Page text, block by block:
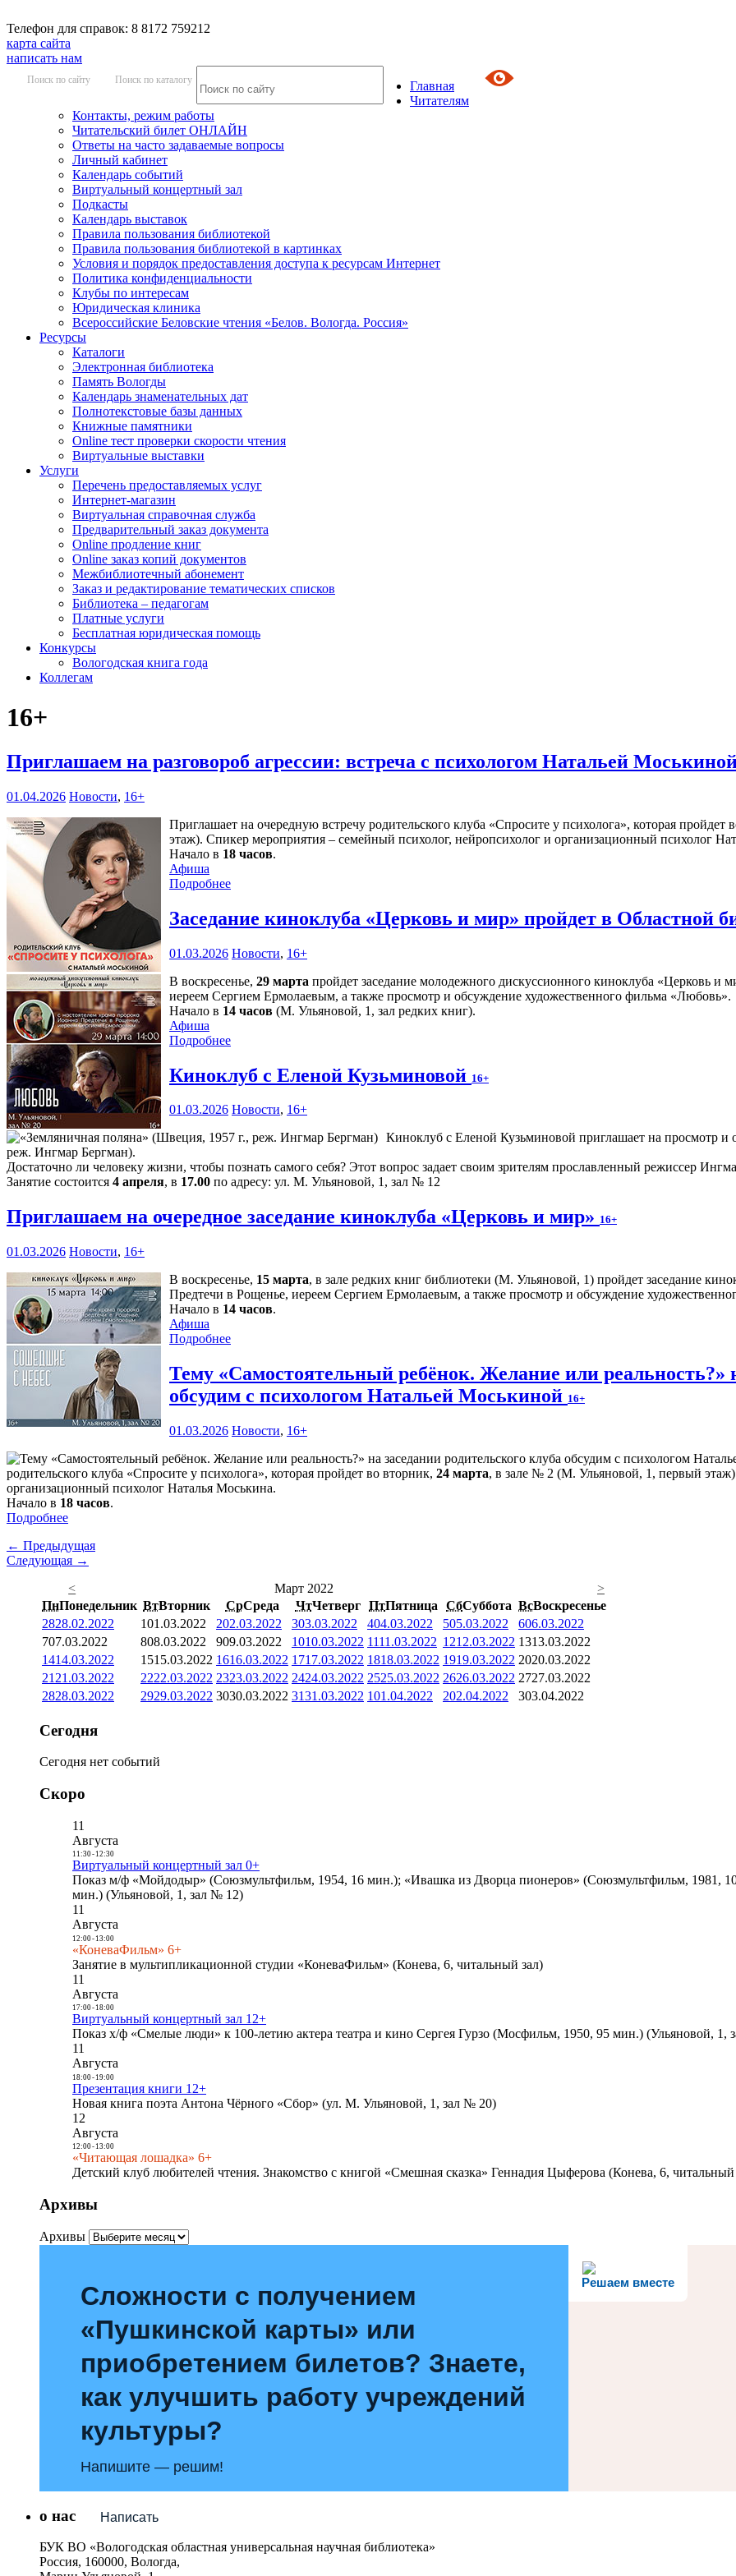
Телефон для справок: 8 8172 759212
карта сайта
написать нам
Поиск по сайту Поиск по каталогу
Главная
Читателям
Контакты, режим работы
Читательский билет ОНЛАЙН
Ответы на часто задаваемые вопросы
Личный кабинет
Календарь событий
Виртуальный концертный зал
Подкасты
Календарь выставок
Правила пользования библиотекой
Правила пользования библиотекой в картинках
Условия и порядок предоставления доступа к ресурсам Интернет
Политика конфиденциальности
Клубы по интересам
Юридическая клиника
Всероссийские Беловские чтения «Белов. Вологда. Россия»
Ресурсы
Каталоги
Электронная библиотека
Память Вологды
Календарь знаменательных дат
Полнотекстовые базы данных
Книжные памятники
Online тест проверки скорости чтения
Виртуальные выставки
Услуги
Перечень предоставляемых услуг
Интернет-магазин
Виртуальная справочная служба
Предварительный заказ документа
Online продление книг
Online заказ копий документов
Межбиблиотечный абонемент
Заказ и редактирование тематических списков
Библиотека – педагогам
Платные услуги
Бесплатная юридическая помощь
Конкурсы
Вологодская книга года
Коллегам
16+
Приглашаем на разговороб агрессии: встреча с психологом Натальей
01.04.2026 Новости, 16+
Приглашает на очередную встречу родительского клуба «Спросите у психолога», которая пройдет
этаж). Спикер мероприятия – семейный психолог, нейропсихолог и организационный психолог
Начало в 18 часов.
Афиша
Подробнее
Заседание киноклуба «Церковь и мир» пройдет в Областной
01.03.2026 Новости, 16+
В воскресенье, 29 марта пройдет заседание молодежного дискуссионного киноклуба «Церковь и
иереем Сергием Ермолаевым, а также просмотр и обсуждение художественного фильма «Любовь».
Начало в 14 часов (М. Ульяновой, 1, зал редких книг).
Афиша
Подробнее
Киноклуб с Еленой Кузьминовой 16+
01.03.2026 Новости, 16+
Киноклуб с Еленой Кузьминовой приглашает на просмотр
реж. Ингмар Бергман).
Достаточно ли человеку жизни, чтобы познать самого себя? Этот вопрос задает своим зрителям прославленный режиссер
Занятие состоится 4 апреля, в 17.00 по адресу: ул. М. Ульяновой, 1, зал № 12
Приглашаем на очередное заседание киноклуба «Церковь и мир» 16+
01.03.2026 Новости, 16+
В воскресенье, 15 марта, в зале редких книг библиотеки (М. Ульяновой, 1) пройдет заседание
Предтечи в Рощенье, иереем Сергием Ермолаевым, а также просмотр и обсуждение
Начало в 14 часов.
Афиша
Подробнее
Тему «Самостоятельный ребёнок. Желание или реальность?»
обсудим с психологом Натальей Моськиной 16+
01.03.2026 Новости, 16+
родительского клуба «Спросите у психолога», которая пройдет во вторник, 24 марта, в зале № 2 (М. Ульяновой, 1, первый
организационный психолог Наталья Моськина.
Начало в 18 часов.
Подробнее
← Предыдущая
Следующая →
<
Март 2022
>
ПнПонедельник ВтВторник СрСреда ЧтЧетверг ПтПятница СбСуббота ВсВоскресенье
2828.02.2022 101.03.2022 202.03.2022 303.03.2022 404.03.2022 505.03.2022 606.03.2022
707.03.2022 808.03.2022 909.03.2022 1010.03.2022 1111.03.2022 1212.03.2022 1313.03.2022
1414.03.2022 1515.03.2022 1616.03.2022 1717.03.2022 1818.03.2022 1919.03.2022 2020.03.2022
21 21.03.2022 2222.03.2022 2323.03.2022 2424.03.2022 2525.03.2022 2626.03.2022 2727.03.2022
2828.03.2022 2929.03.2022 3030.03.2022 3131.03.2022 101.04.2022 202.04.2022 303.04.2022
Сегодня
Сегодня нет событий
Скоро
11
Августа
11:30- 12:30
Виртуальный концертный зал 0+
Показ м/ф «Мойдодыр» (Союзмультфильм, 1954, 16 мин.); «Ивашка из Дворца пионеров» (Союзмультфильм, 1981,
мин.) (Ульяновой, 1, зал № 12)
11
Августа
12:00- 13:00
«КоневаФильм» 6+
Занятие в мультипликационной студии «КоневаФильм» (Конева, 6, читальный зал)
11
Августа
17:00- 18:00
Виртуальный концертный зал 12+
Показ х/ф «Смелые люди» к 100-летию актера театра и кино Сергея Гурзо (Мосфильм, 1950, 95 мин.) (Ульяновой, 1,
11
Августа
18:00- 19:00
Презентация книги 12+
Новая книга поэта Антона Чёрного «Сбор» (ул. М. Ульяновой, 1, зал № 20)
12
Августа
12:00- 13:00
«Читающая лошадка» 6+
Детский клуб любителей чтения. Знакомство с книгой «Смешная сказка» Геннадия Цыферова (Конева, 6, читальный
Архивы
Архивы
Решаем вместе
Сложности с получением
«Пушкинской карты» или
приобретением билетов? Знаете,
как улучшить работу учреждений
культуры?
Напишите — решим!
Написать
о нас
БУК ВО «Вологодская областная универсальная научная библиотека»
Россия, 160000, Вологда,